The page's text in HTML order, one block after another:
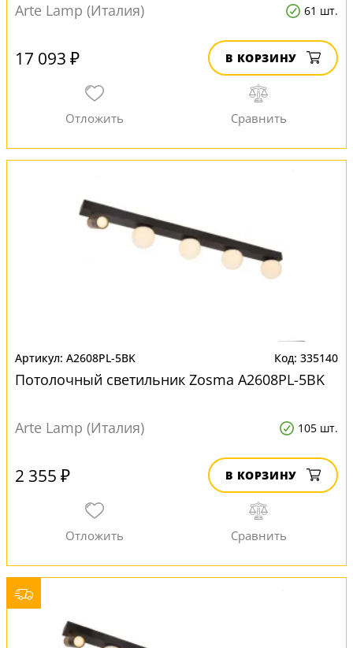
Arte Lamp (Италия) 61 шт.
17 093 ₽ В КОРЗИНУ
A2608PL-5BK 335140
Потолочный светильник Zosma A2608PL-5BK
Arte Lamp (Италия) 105 шт.
2 355 ₽ В КОРЗИНУ